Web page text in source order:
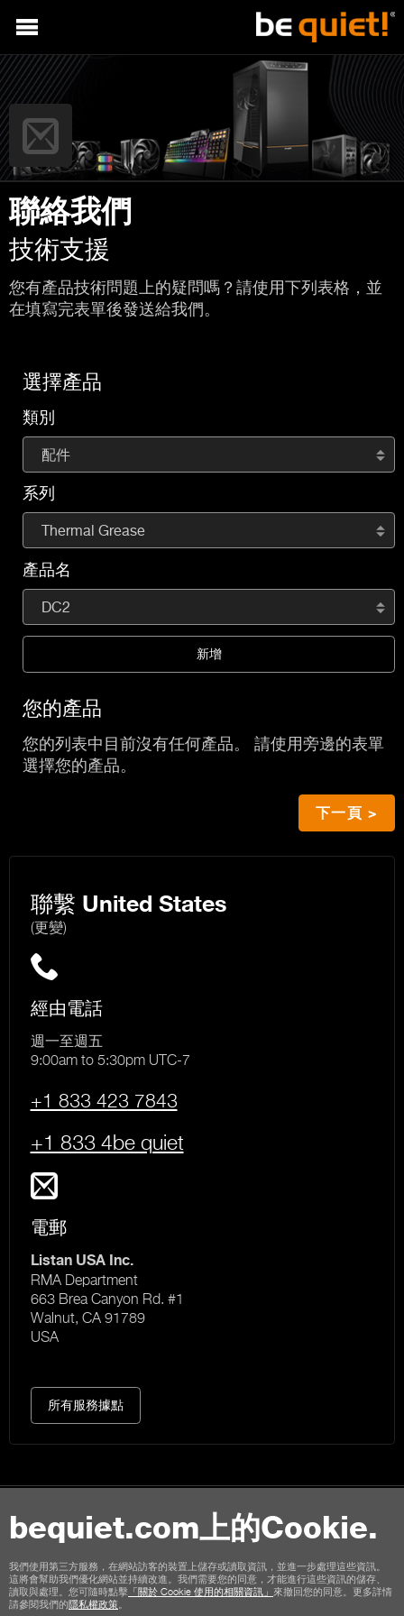
bequiet.com上的Cookie.
我們使用第三方服務，在網站訪客的裝置上儲存或讀取資訊，並進一步處理這些資訊。
這將會幫助我們優化網站並持續改進。我們需要您的同意，才能進行這些資訊的儲存、
讀取與處理。您可隨時點擊 「關於 Cookie 使用的相關資訊」 來撤回您的同意。更多詳情
請參閱我們的隱私權政策
聯絡我們
技術支援
您有產品技術問題上的疑問嗎？請使用下列表格，並
在填寫完表單後發送給我們。
選擇產品
類別
配件
系列
Thermal Grease
產品名
DC2
新增
您的產品
您的列表中目前沒有任何產品。 請使用旁邊的表單
選擇您的產品。
下一頁 >
聯繫 United States
(更變)
經由電話
週一至週五
9:00am to 5:30pm UTC-7
+1 833 423 7843
+1 833 4be quiet
電郵
Listan USA Inc.
RMA Department
663 Brea Canyon Rd. #1
Walnut, CA 91789
USA
所有服務據點
聯絡我們
使用條款 隱私權 Cookies
版本說明
商店顧客通用條款
取消政策 付款方式 運輸選項